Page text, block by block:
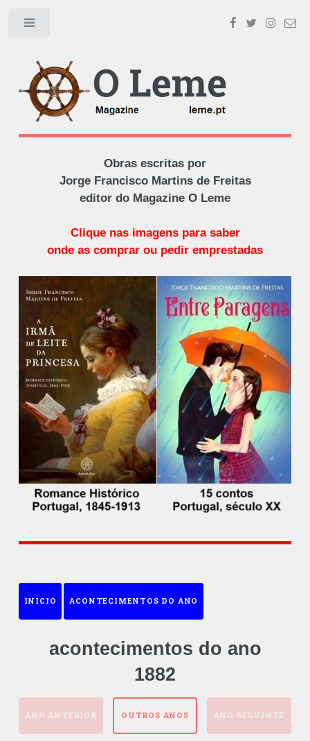
Obras escritas por
Jorge Francisco Martins de Freitas
editor do Magazine O Leme
Clique nas imagens para saber
onde as comprar ou pedir emprestadas
INÍCIO ACONTECIMENTOS DO ANO
acontecimentos do ano
1882
ANO ANTERIOR OUTROS ANOS ANO SEGUINTE